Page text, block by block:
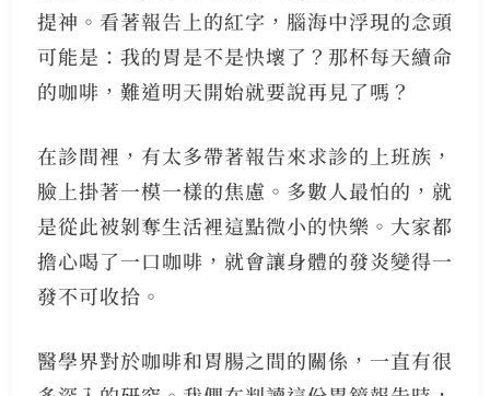
提神。看著報告上的紅字，腦海中浮現的念頭
可能是：我的胃是不是快壞了？那杯每天續命
的咖啡，難道明天開始就要說再見了嗎？
在診間裡，有太多帶著報告來求診的上班族，
臉上掛著一模一樣的焦慮。多數人最怕的，就
是從此被剝奪生活裡這點微小的快樂。大家都
擔心喝了一口咖啡，就會讓身體的發炎變得一
發不可收拾。
醫學界對於咖啡和胃腸之間的關係，一直有很